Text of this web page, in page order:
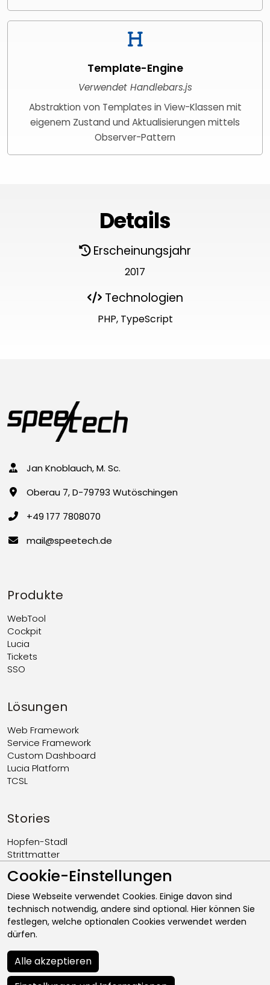
Template-Engine
Verwendet Handlebars.js
Abstraktion von Templates in View-Klassen mit
eigenem Zustand und Aktualisierungen mittels
Observer-Pattern
Details
Erscheinungsjahr
2017
Technologien
PHP, TypeScript
Jan Knoblauch, M. Sc.
Oberau 7, D-79793 Wutöschingen
+49 177 7808070
mail@speetech.de
Produkte
WebTool
Cockpit
Lucia
Tickets
SSO
Lösungen
Web Framework
Service Framework
Custom Dashboard
Lucia Platform
TCSL
Stories
Hopfen-Stadl
Strittmatter
Hotel Bercher
Euromodellbahn
Heimpel
© 2012 - 2026 speetech
Cookie-Einstellungen
Diese Webseite verwendet Cookies. Einige davon sind
technisch notwendig, andere sind optional. Hier können Sie
festlegen, welche optionalen Cookies verwendet werden
dürfen.
Alle akzeptieren